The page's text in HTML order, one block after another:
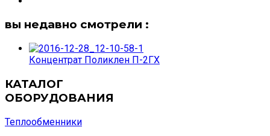
вы недавно смотрели :
Концентрат Поликлен П-2ГХ
КАТАЛОГ
ОБОРУДОВАНИЯ
Теплообменники